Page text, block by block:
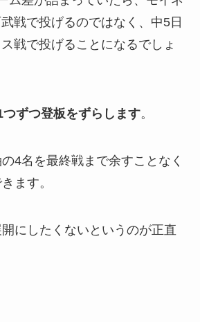
戦で投げるのではなく、中5日
戦で投げることになるでしょ
つずつ登板をずらします。
4名を最終戦まで余すことなく
ます。
にしたくないというのが正直